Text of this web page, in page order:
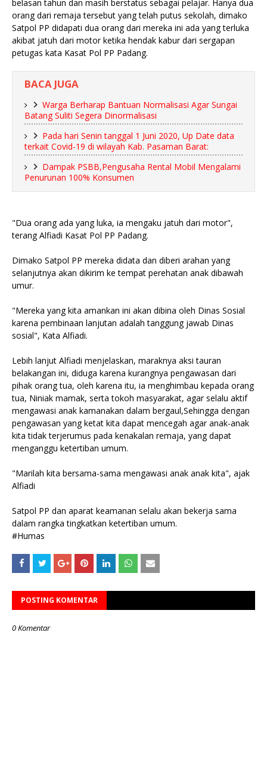
belasan tahun dan masih berstatus sebagai pelajar. Hanya dua
orang dari remaja tersebut yang telah putus sekolah, dimako
Satpol PP didapati dua orang dari mereka ini ada yang terluka
akibat jatuh dari motor ketika hendak kabur dari sergapan
petugas kata Kasat Pol PP Padang.
BACA JUGA
Warga Berharap Bantuan Normalisasi Agar Sungai
Batang Suliti Segera Dinormalisasi
Pada hari Senin tanggal 1 Juni 2020, Up Date data
terkait Covid-19 di wilayah Kab. Pasaman Barat:
Dampak PSBB,Pengusaha Rental Mobil Mengalami
Penurunan 100% Konsumen
"Dua orang ada yang luka, ia mengaku jatuh dari motor",
terang Alfiadi Kasat Pol PP Padang.
Dimako Satpol PP mereka didata dan diberi arahan yang
selanjutnya akan dikirim ke tempat perehatan anak dibawah
umur.
"Mereka yang kita amankan ini akan dibina oleh Dinas Sosial
karena pembinaan lanjutan adalah tanggung jawab Dinas
sosial", Kata Alfiadi.
Lebih lanjut Alfiadi menjelaskan, maraknya aksi tauran
belakangan ini, diduga karena kurangnya pengawasan dari
pihak orang tua, oleh karena itu, ia menghimbau kepada orang
tua, Niniak mamak, serta tokoh masyarakat, agar selalu aktif
mengawasi anak kamanakan dalam bergaul,Sehingga dengan
pengawasan yang ketat kita dapat mencegah agar anak-anak
kita tidak terjerumus pada kenakalan remaja, yang dapat
menganggu ketertiban umum.
"Marilah kita bersama-sama mengawasi anak anak kita", ajak
Alfiadi
Satpol PP dan aparat keamanan selalu akan bekerja sama
dalam rangka tingkatkan ketertiban umum.
#Humas
POSTING KOMENTAR
0 Komentar